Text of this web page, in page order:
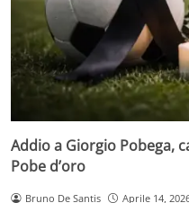
Addio a Giorgio Pobega,
Pobe d’oro
Bruno De Santis Aprile 14,